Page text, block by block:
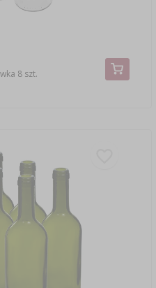
8 szt.